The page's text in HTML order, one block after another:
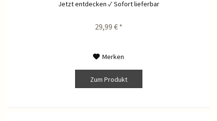
Jetzt entdecken ✓ Sofort lieferbar
29,99 € *
Merken
Zum Produkt